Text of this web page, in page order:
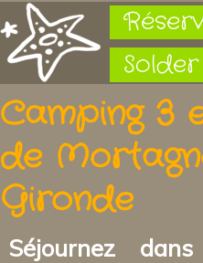
Solder
Camping 3
de
Gironde
Séjournez